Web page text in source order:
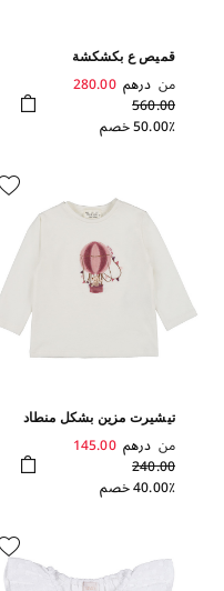
قميص ع بكشكشة
من درهم 280.00
560.00
50.00٪ خصم
تيشيرت مزين بشكل منطاد
من درهم 145.00
240.00
40.00٪ خصم